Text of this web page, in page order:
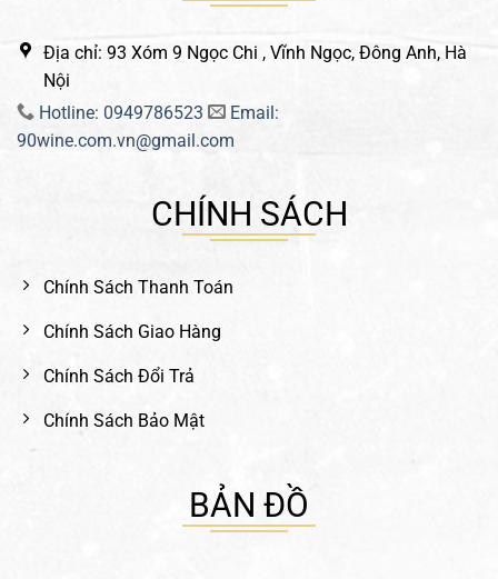
Địa chỉ: 93 Xóm 9 Ngọc Chi , Vĩnh Ngọc, Đông Anh, Hà
Nội
Hotline: 0949786523
Email:
90wine.com.vn@gmail.com
CHÍNH SÁCH
Chính Sách Thanh Toán
Chính Sách Giao Hàng
Chính Sách Đổi Trả
Chính Sách Bảo Mật
BẢN ĐỒ